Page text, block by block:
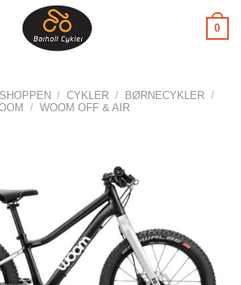
0
/ CYKLER / BØRNECYKLER /
/ WOOM OFF & AIR